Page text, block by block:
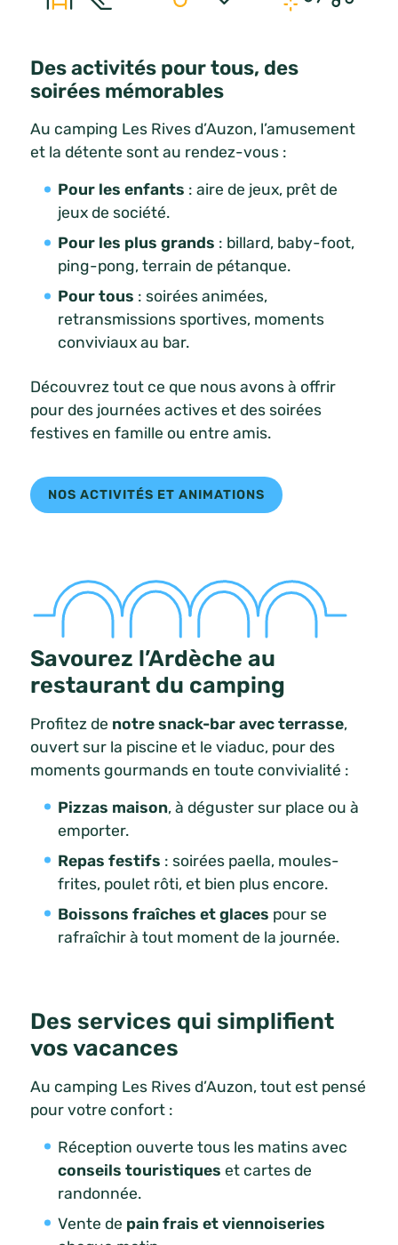
Des activités pour tous, des
soirées mémorables
Au camping Les Rives d’Auzon, l’amusement
et la détente sont au rendez-vous :
Pour les enfants : aire de jeux, prêt de
jeux de société.
Pour les plus grands : billard, baby-foot,
ping-pong, terrain de pétanque.
Pour tous : soirées animées,
retransmissions sportives, moments
conviviaux au bar.
Découvrez tout ce que nous avons à offrir
pour des journées actives et des soirées
festives en famille ou entre amis.
NOS ACTIVITÉS ET ANIMATIONS
Savourez l’Ardèche au
restaurant du camping
Profitez de notre snack-bar avec terrasse,
ouvert sur la piscine et le viaduc, pour des
moments gourmands en toute convivialité :
Pizzas maison, à déguster sur place ou à
emporter.
Repas festifs : soirées paella, moules-
frites, poulet rôti, et bien plus encore.
Boissons fraîches et glaces pour se
rafraîchir à tout moment de la journée.
Des services qui simplifient
vos vacances
Au camping Les Rives d’Auzon, tout est pensé
pour votre confort :
Réception ouverte tous les matins avec
conseils touristiques et cartes de
randonnée.
Vente de pain frais et viennoiseries